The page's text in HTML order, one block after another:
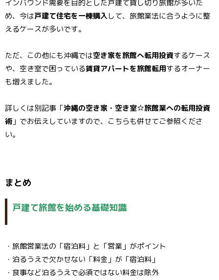
インバウンド需要を目的とした戸建て貸し切り旅館が多いた
め、今は戸建て住宅を一棟購入して、旅館業法に合うように整
えるケースが多いです。
ただ、この他にも沖縄では空き家を旅館へ転用投資するケース
や、空き室で困っている賃貸アパートを旅館転用するオーナー
も増えました。
詳しくは別記事「沖縄の空き家・空き室☆旅館業への転用投資
術 」でお伝えしていますので、こちらも併せてご参照くださ
い。
まとめ
戸建て旅館を始める基礎知識
・旅館営業法の「宿泊料」と「営業」がポイント
・泊るうえで欠かせない「料金」が「宿泊料」
・食事など泊るうえで必須ではない料金は除外